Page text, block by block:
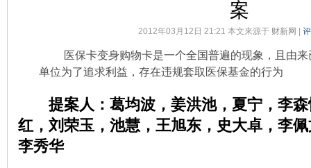
案
2012年03月12日 21:21 本文来源于 财新网
医保卡变身购物卡是一个全国普遍的现象，且由来
单位为了追求利益，存在违规套取医保基金的行为
提案人：葛均波，姜洪池，夏宁，李
红，刘荣玉，池慧，王旭东，史大卓，李
李秀华